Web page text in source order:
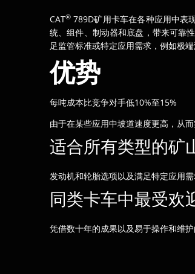
CAT® 789D矿用卡车在各种应用中表
统、组件、制动器和底盘，带来可靠
足监管标准或特定应用需求，例如极
优势
每吨成本比竞争对手低10%至15%
由于在某些应用中坡道速度更高，从
适合所有类型的矿
发动机和轮胎选项以及满足特定应用
同类卡车中最受欢
凭借数十年的成果以及易于操作和维